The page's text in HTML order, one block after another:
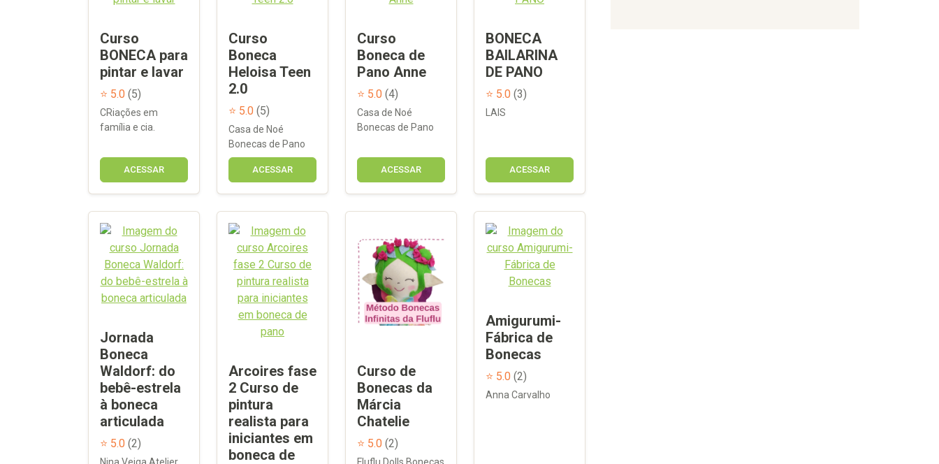
Curso
BONECA para
pintar e lavar
⭐ 5.0 (5)
CRiações em
família e cia.
ACESSAR
Curso
Boneca
Heloisa Teen
2.0
⭐ 5.0 (5)
Casa de Noé
Bonecas de Pano
ACESSAR
Curso
Boneca de
Pano Anne
⭐ 5.0 (4)
Casa de Noé
Bonecas de Pano
ACESSAR
BONECA
BAILARINA
DE PANO
⭐ 5.0 (3)
LAIS
ACESSAR
Jornada
Boneca
Waldorf: do
bebê-estrela
à boneca
articulada
⭐ 5.0 (2)
Nina Veiga Atelier
Arcoires fase
2 Curso de
pintura
realista para
iniciantes em
boneca de
Curso de
Bonecas da
Márcia
Chatelie
⭐ 5.0 (2)
Fluflu Dolls Bonecas
Amigurumi-
Fábrica de
Bonecas
⭐ 5.0 (2)
Anna Carvalho